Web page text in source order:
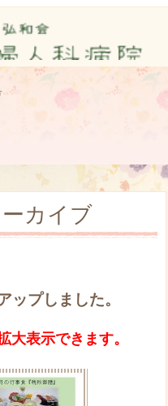
カイブ
ップしました。
表示できます。